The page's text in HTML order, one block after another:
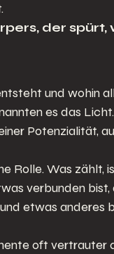
der spürt,
und wohin
es das
Potenzialität,
Rolle. Was zählt,
verbunden
etwas anderes
oft vertrauter